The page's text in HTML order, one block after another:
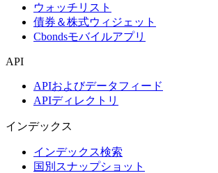
ウォッチリスト
債券＆株式ウィジェット
Cbondsモバイルアプリ
API
APIおよびデータフィード
APIディレクトリ
インデックス
インデックス検索
国別スナップショット